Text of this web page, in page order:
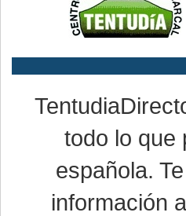
todo lo que
española.
información